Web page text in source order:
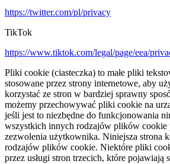
https://twitter.com/pl/privacy
TikTok
https://www.tiktok.com/legal/page/eea/
Pliki cookie (ciasteczka) to małe pliki
stosowane przez strony internetowe, aby
korzystać ze stron w bardziej sprawny
możemy przechowywać pliki cookie na
jeśli jest to niezbędne do funkcjonowania
wszystkich innych rodzajów plików cookie
zezwolenia użytkownika. Niniejsza strona
rodzajów plików cookie. Niektóre pliki
przez usługi stron trzecich, które pojawiają